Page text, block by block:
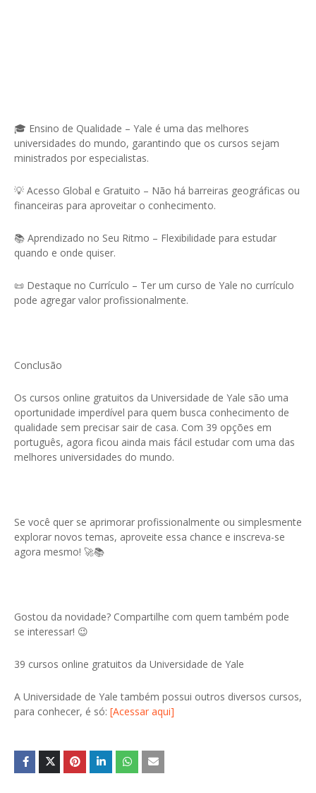
🎓 Ensino de Qualidade – Yale é uma das melhores
universidades do mundo, garantindo que os cursos sejam
ministrados por especialistas.
💡 Acesso Global e Gratuito – Não há barreiras geográficas ou
financeiras para aproveitar o conhecimento.
📚 Aprendizado no Seu Ritmo – Flexibilidade para estudar
quando e onde quiser.
📜 Destaque no Currículo – Ter um curso de Yale no currículo
pode agregar valor profissionalmente.
Conclusão
Os cursos online gratuitos da Universidade de Yale são uma
oportunidade imperdível para quem busca conhecimento de
qualidade sem precisar sair de casa. Com 39 opções em
português, agora ficou ainda mais fácil estudar com uma das
melhores universidades do mundo.
Se você quer se aprimorar profissionalmente ou simplesmente
explorar novos temas, aproveite essa chance e inscreva-se
agora mesmo! 🚀📚
Gostou da novidade? Compartilhe com quem também pode
se interessar! 😉
39 cursos online gratuitos da Universidade de Yale
A Universidade de Yale também possui outros diversos cursos,
para conhecer, é só: [Acessar aqui]